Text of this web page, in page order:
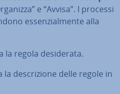
e “Avvisa”. I processi
es­sen­zial­men­te alla
la regola de­si­de­ra­ta.
la de­scri­zio­ne delle regole in